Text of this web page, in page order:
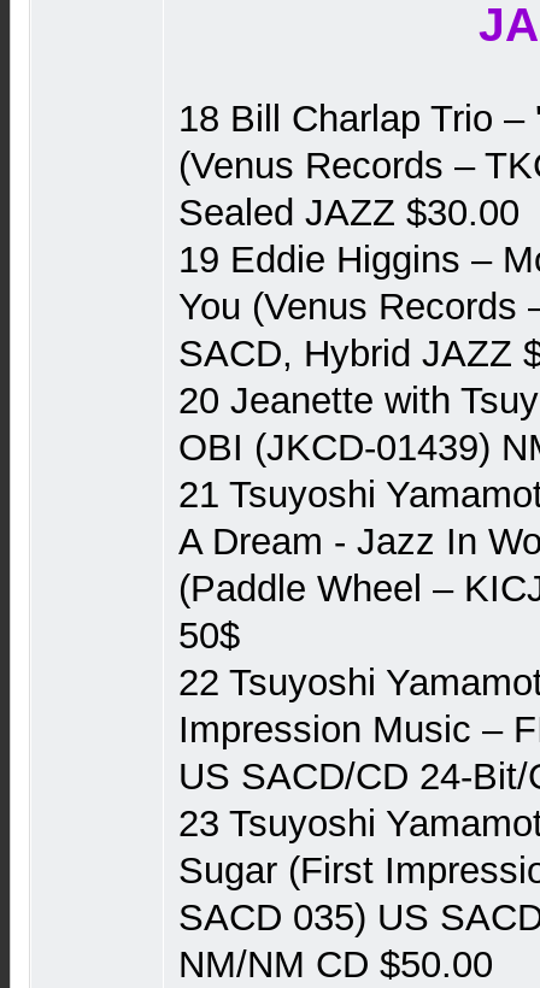
18 Bill Charlap Trio
(Venus Records ‎–
Sealed JAZZ $30.00
19 Eddie Higgins ‎–
You (Venus Records
SACD, Hybrid JAZZ
20 Jeanette with
OBI (JKCD-01439)
21 Tsuyoshi
A Dream - Jazz In
(Paddle Wheel ‎–
50$
22 Tsuyoshi
Impression Music ‎–
US SACD/CD 24-
23 Tsuyoshi
Sugar (First
SACD 035) US
NM/NM CD $50.00